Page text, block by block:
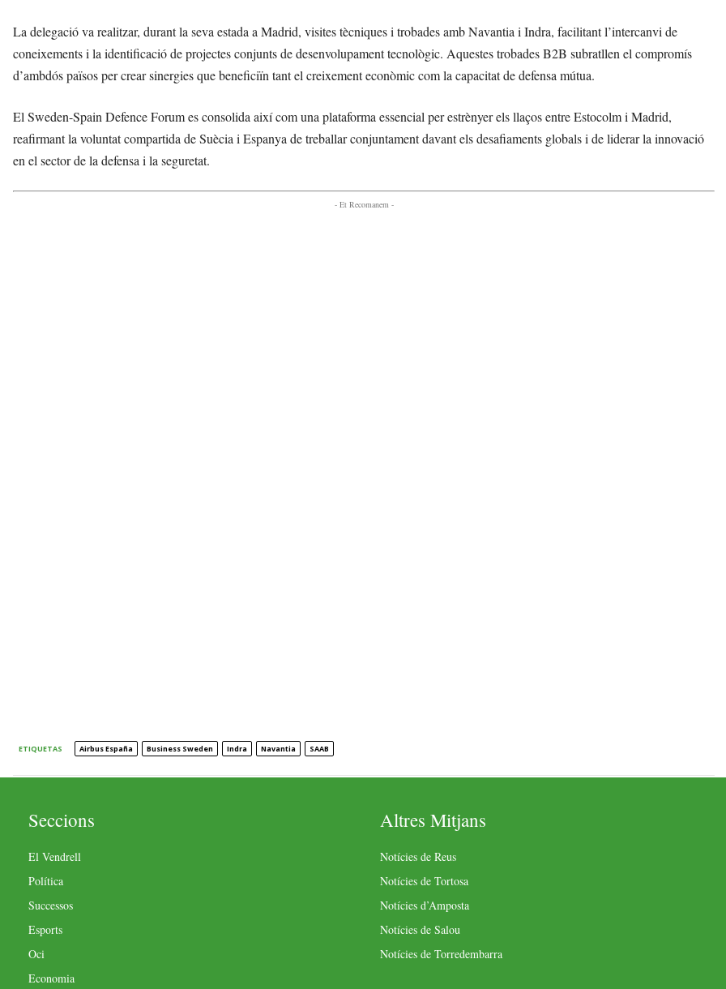
La delegació va realitzar, durant la seva estada a Madrid, visites tècniques i trobades amb Navantia i Indra, facilitant l’intercanvi de
coneixements i la identificació de projectes conjunts de desenvolupament tecnològic. Aquestes trobades B2B subratllen el compromís
d’ambdós països per crear sinergies que beneficiïn tant el creixement econòmic com la capacitat de defensa mútua.
El Sweden-Spain Defence Forum es consolida així com una plataforma essencial per estrènyer els llaços entre Estocolm i Madrid,
reafirmant la voluntat compartida de Suècia i Espanya de treballar conjuntament davant els desafiaments globals i de liderar la innovació
en el sector de la defensa i la seguretat.
- Et Recomanem -
ETIQUETAS Airbus España Business Sweden Indra Navantia SAAB
Seccions
El Vendrell
Política
Successos
Esports
Oci
Economia
Altres Mitjans
Notícies de Reus
Notícies de Tortosa
Notícies d’Amposta
Notícies de Salou
Notícies de Torredembarra